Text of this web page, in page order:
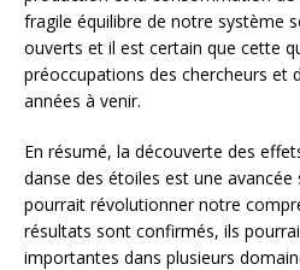
fragile équilibre de notre système
ouverts et il est certain que cette
préoccupations des chercheurs et
années à venir.
En résumé, la découverte des
danse des étoiles est une
pourrait révolutionner notre
résultats sont confirmés, ils
importantes dans plusieurs